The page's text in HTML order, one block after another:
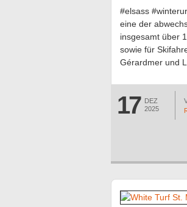
#elsass
eine der
insgesamt über
sowie für
Gérardmer und
17
DEZ
2025